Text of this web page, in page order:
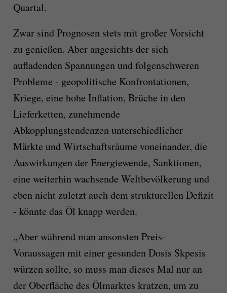
Quartal.
Zwar sind Prognosen stets mit großer Vorsicht
zu genießen. Aber angesichts der sich
aufladenden Spannungen und folgenschweren
Probleme - geopolitische Konfrontationen,
Kriege, eine hohe Inflation, Brüche in den
Lieferketten, zunehmende
Abkopplungstendenzen unterschiedlicher
Märkte und Wirtschaftsräume voneinander, die
Auswirkungen der Energiewende, Sanktionen,
eine weiterhin wachsende Weltbevölkerung und
eben nicht zuletzt auch dem strukturellen Defizit
- könnte das Öl knapp werden.
„Aber während man ansonsten Preis-
Voraussagen mit einer gesunden Dosis Skpesis
würzen sollte, so muss man dieses Mal nur an
der Oberfläche des Ölmarktes kratzen, um zu